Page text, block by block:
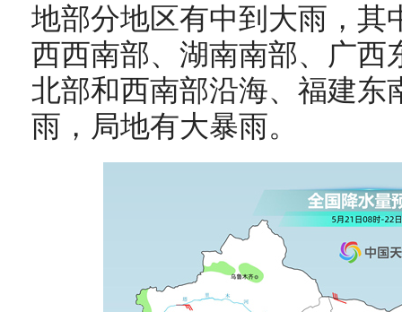
地部分地区有中到大雨，其
西西南部、湖南南部、广西
北部和西南部沿海、福建东
雨，局地有大暴雨。